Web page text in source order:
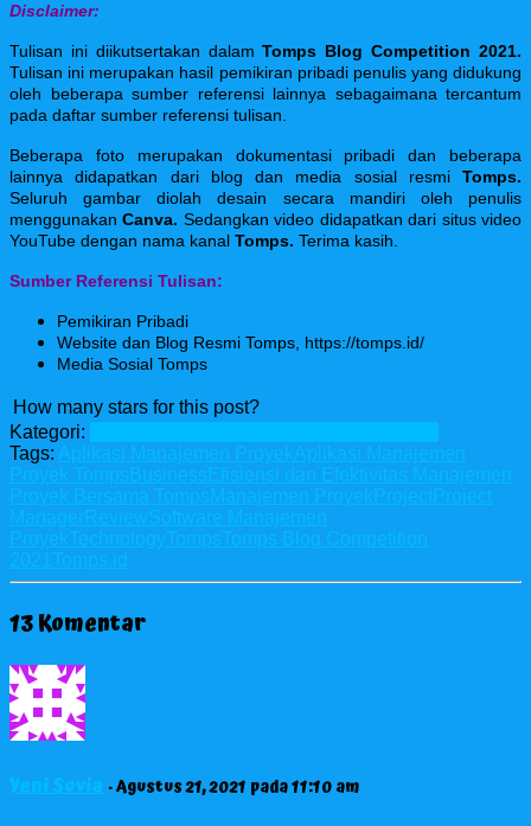
Disclaimer:
Tulisan ini diikutsertakan dalamTomps Blog Competition 2021.
Tulisan ini merupakan hasil pemikiran pribadi penulis yang didukung
oleh beberapa sumber referensi lainnya sebagaimana tercantum
pada daftar sumber referensi tulisan.
Beberapa foto merupakan dokumentasi pribadi dan beberapa
lainnya didapatkan dari blog dan media sosial resmi Tomps.
Seluruh gambar diolah desain secara mandiri oleh penulis
menggunakanCanva. Sedangkan video didapatkan dari situs video
YouTube dengan nama kanal Tomps. Terima kasih.
Sumber Referensi Tulisan:
Pemikiran Pribadi
Website dan Blog Resmi Tomps, https://tomps.id/
Media Sosial Tomps
How many stars for this post?
Kategori:
Tags: Aplikasi Manajemen ProyekAplikasi Manajemen
Proyek Tomps Business Efisiensi dan Efektivitas Manajemen
Proyek Bersama Tomps Manajemen Proyek ProjectProject
ManagerReviewSoftware Manajemen
ProyekTechnologyTompsTomps Blog Competition
2021 Tomps.id
13 Komentar
Yeni Sovia · Agustus 21, 2021 pada 11:10 am